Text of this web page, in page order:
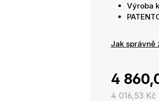
Výroba
Jak správně
4
4 016,53 Kč